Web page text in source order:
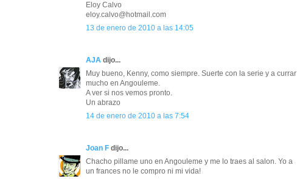
Eloy Calvo
eloy.calvo@hotmail.com
13 de enero de 2010 a las 14:05
AJA dijo...
Muy bueno, Kenny, como siempre. Suerte con la serie y a currar
mucho en Angouleme.
A ver si nos vemos pronto.
Un abrazo
14 de enero de 2010 a las 7:54
Joan F dijo...
Chacho pillame uno en Angouleme y me lo traes al salon. Yo a
un frances no le compro ni mi vida!